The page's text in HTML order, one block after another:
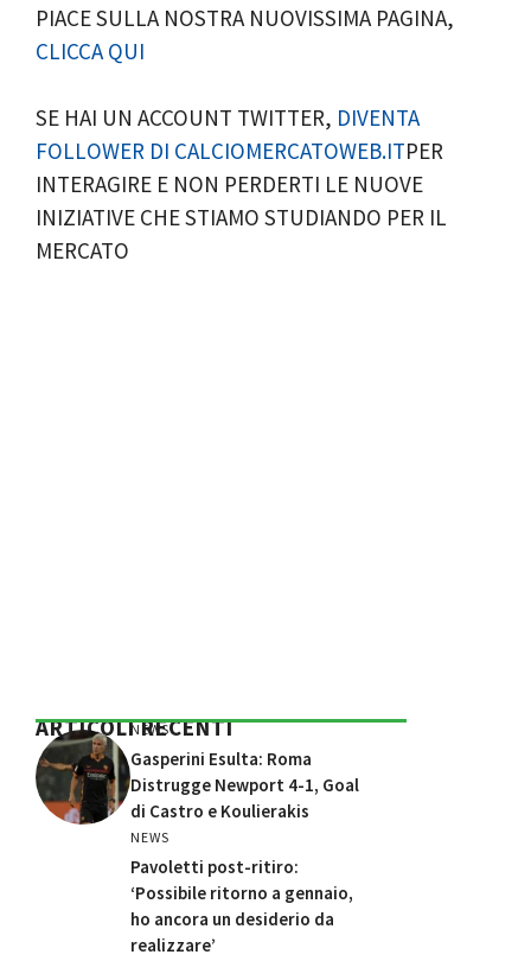
PIACE SULLA NOSTRA NUOVISSIMA PAGINA,
CLICCA QUI
SE HAI UN ACCOUNT TWITTER, DIVENTA
FOLLOWER DI CALCIOMERCATOWEB.ITPER
INTERAGIRE E NON PERDERTI LE NUOVE
INIZIATIVE CHE STIAMO STUDIANDO PER IL
MERCATO
ARTICOLI RECENTI
NEWS
Gasperini Esulta: Roma
Distrugge Newport 4-1, Goal
di Castro e Koulierakis
NEWS
Pavoletti post-ritiro:
‘Possibile ritorno a gennaio,
ho ancora un desiderio da
realizzare’